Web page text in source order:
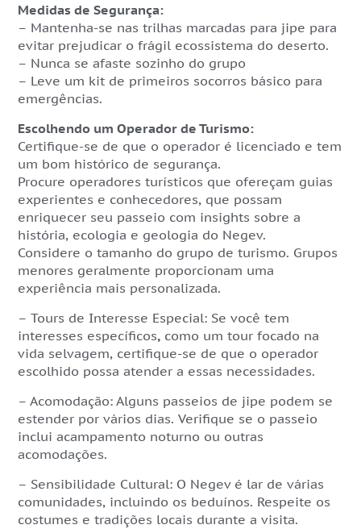
Medidas de Segurança:
– Mantenha-se nas trilhas marcadas para jipe para
evitar prejudicar o frágil ecossistema do deserto.
– Nunca se afaste sozinho do grupo
– Leve um kit de primeiros socorros básico para
emergências.
Escolhendo um Operador de Turismo:
Certifique-se de que o operador é licenciado e tem
um bom histórico de segurança.
Procure operadores turísticos que ofereçam guias
experientes e conhecedores, que possam
enriquecer seu passeio com insights sobre a
história, ecologia e geologia do Negev.
Considere o tamanho do grupo de turismo. Grupos
menores geralmente proporcionam uma
experiência mais personalizada.
– Tours de Interesse Especial: Se você tem
interesses específicos, como um tour focado na
vida selvagem, certifique-se de que o operador
escolhido possa atender a essas necessidades.
– Acomodação: Alguns passeios de jipe podem se
estender por vários dias. Verifique se o passeio
inclui acampamento noturno ou outras
acomodações.
– Sensibilidade Cultural: O Negev é lar de várias
comunidades, incluindo os beduínos. Respeite os
costumes e tradições locais durante a visita.